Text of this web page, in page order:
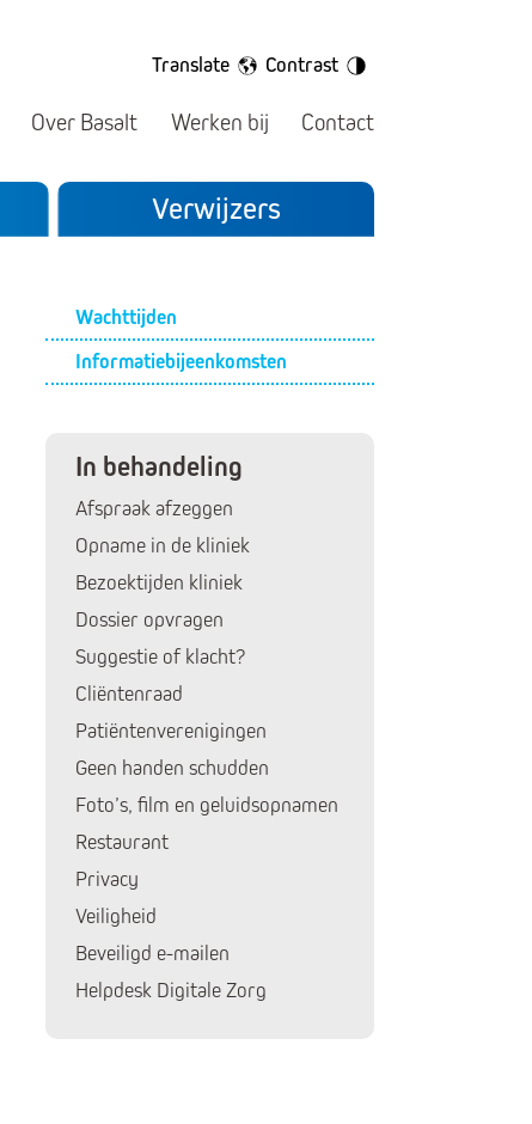
Translate
Contrast
Over Basalt Werken bij Contact
Verwijzers
Submenu
Wachttijden
Informatiebijeenkomsten
In behandeling
Afspraak afzeggen
Opname in de kliniek
Bezoektijden kliniek
Dossier opvragen
Suggestie of klacht?
Cliëntenraad
Huidige pagina:
Patiëntenverenigingen
Geen handen schudden
Foto’s, film en geluidsopnamen
Restaurant
Privacy
Veiligheid
Beveiligd e-mailen
Helpdesk Digitale Zorg